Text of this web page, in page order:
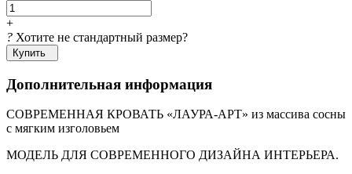
+
? Хотите не стандартный размер?
Купить
Дополнительная информация
СОВРЕМЕННАЯ КРОВАТЬ «ЛАУРА-АРТ» из массива сосны
с мягким изголовьем
МОДЕЛЬ ДЛЯ СОВРЕМЕННОГО ДИЗАЙНА ИНТЕРЬЕРА.